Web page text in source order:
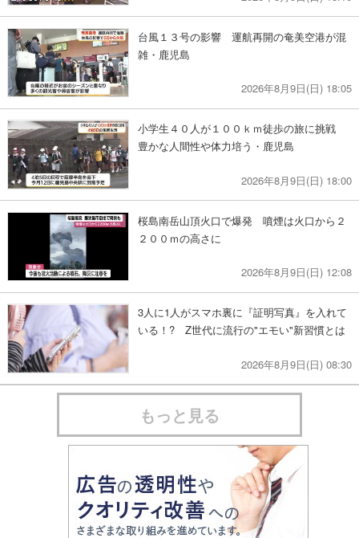
台風１３号の影響 運航再開の奄美空港が混
雑・鹿児島
2026年8月9日(日) 18:05
小学生４０人が１００ｋｍ徒歩の旅に挑戦
豊かな人間性や体力培う・鹿児島
2026年8月9日(日) 18:00
桜島南岳山頂火口で爆発 噴煙は火口から２
２００ｍの高さに
2026年8月9日(日) 12:08
3人に1人がスマホ裏に『証明写真』を入れて
いる！? Z世代に流行の"エモい"新習慣とは
2026年8月9日(日) 08:30
もっと見る